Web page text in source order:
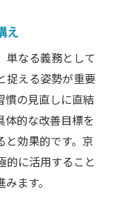
え
単なる義務として
捉える姿勢が重要
慣の見直しに直結
体的な改善目標を
と効果的です。京
的に活用すること
ます。